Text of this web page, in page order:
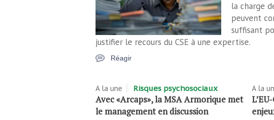
la charge
peuvent
suffisant
justifier le recours du CSE à une expertise.
Réagir
A la une Risques psychosociaux
Avec «Arcaps», la MSA Armorique met
le management en discussion
A la